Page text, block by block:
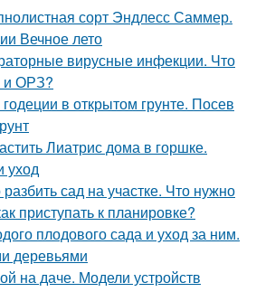
сорт Эндлесс Саммер.
Вечное лето
вирусные инфекции. Что
ОРЗ?
в открытом грунте. Посев
Лиатрис дома в горшке.
уход
сад на участке. Что нужно
приступать к планировке?
плодового сада и уход за ним.
деревьями
на даче. Модели устройств